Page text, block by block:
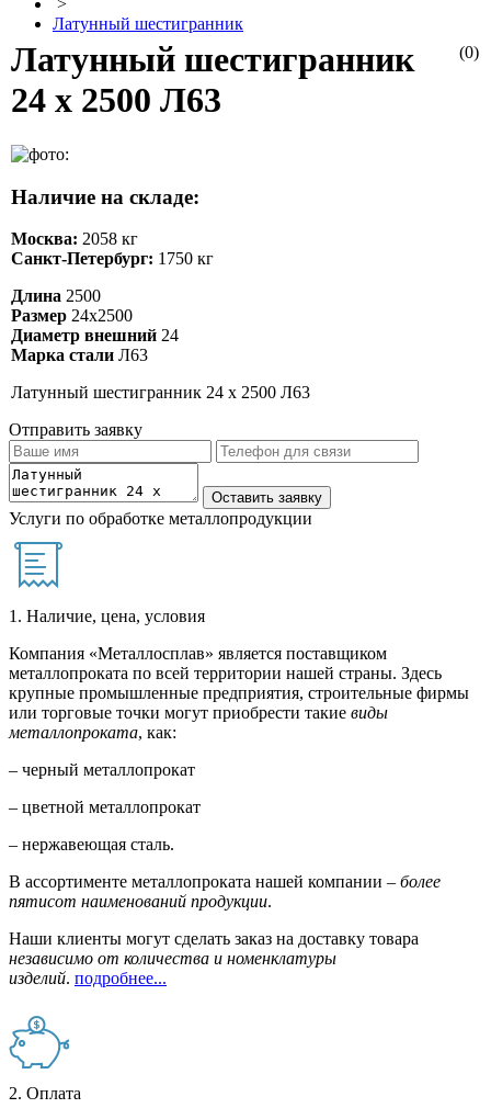
>
Латунный шестигранник
(0)
Латунный шестигранник
24 х 2500 Л63
Наличие на складе:
Москва: 2058 кг
Санкт-Петербург: 1750 кг
Длина 2500
Размер 24х2500
Диаметр внешний 24
Марка стали Л63
Латунный шестигранник 24 х 2500 Л63
Отправить заявку
Услуги по обработке металлопродукции
1. Наличие, цена, условия
Компания «Металлосплав» является поставщиком
металлопроката по всей территории нашей страны. Здесь
крупные промышленные предприятия, строительные фирмы
или торговые точки могут приобрести такие виды
металлопроката, как:
– черный металлопрокат
– цветной металлопрокат
– нержавеющая сталь.
В ассортименте металлопроката нашей компании – более
пятисот наименований продукции.
Наши клиенты могут сделать заказ на доставку товара
независимо от количества и номенклатуры
изделий. подробнее...
2. Оплата